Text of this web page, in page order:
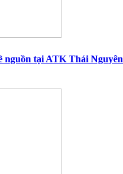
nguồn tại ATK Thái Nguyên